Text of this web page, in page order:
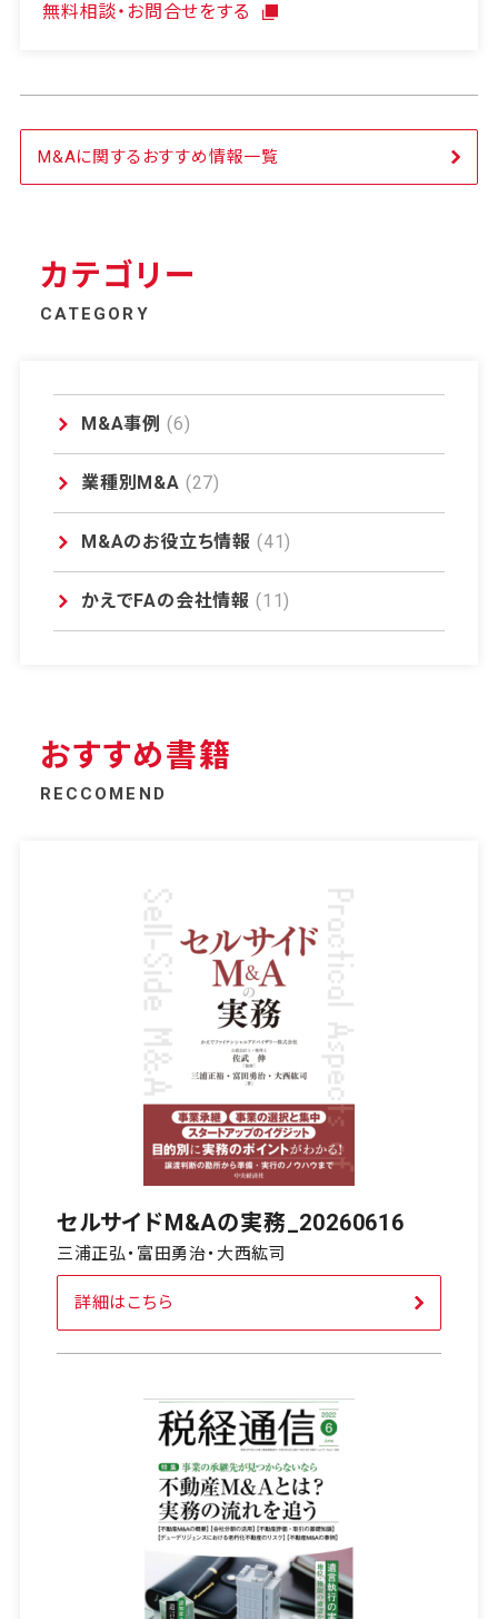
無料相談・お問合せをする
M&Aに関するおすすめ情報一覧
カテゴリー
CATEGORY
M&A事例 (6)
業種別M&A (27)
M&Aのお役立ち情報 (41)
かえでFAの会社情報 (11)
おすすめ書籍
RECCOMEND
セルサイドM&Aの実務_20260616
三浦正弘・富田勇治・大西紘司
詳細はこちら